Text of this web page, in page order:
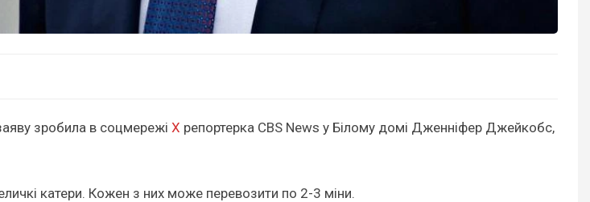
зробила в соцмережі Х репортерка CBS News у Білому домі Дженніфер Джейкобс,
катери. Кожен з них може перевозити по 2-3 міни.